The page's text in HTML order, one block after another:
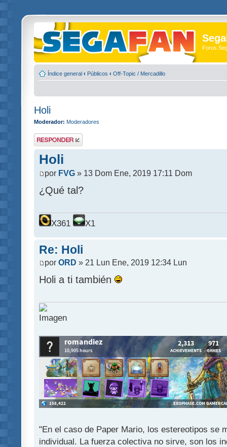
Foros
Índice general ‹ Públicos ‹ Off-Topic / Mercadillo
Holi
Moderador: Moderadores
Publicar una
respuesta
Holi
por FVG » 13 Dom Ene, 2019 17:11 Dom
¿Qué tal?
X361 X1
Re: Holi
por ORD » 21 Lun Ene, 2019 12:34 Lun
Holi a ti también
"En el caso de Paper Mario, los estereotipos se
individual. La fuerza colectiva no sirve, son los